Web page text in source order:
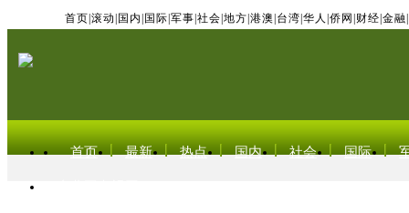
首页 滚动 国内 国际 军事 社会 地方 港澳 台湾 华人 侨网 财经 金融
首页 最新 热点 国内 社会 国际